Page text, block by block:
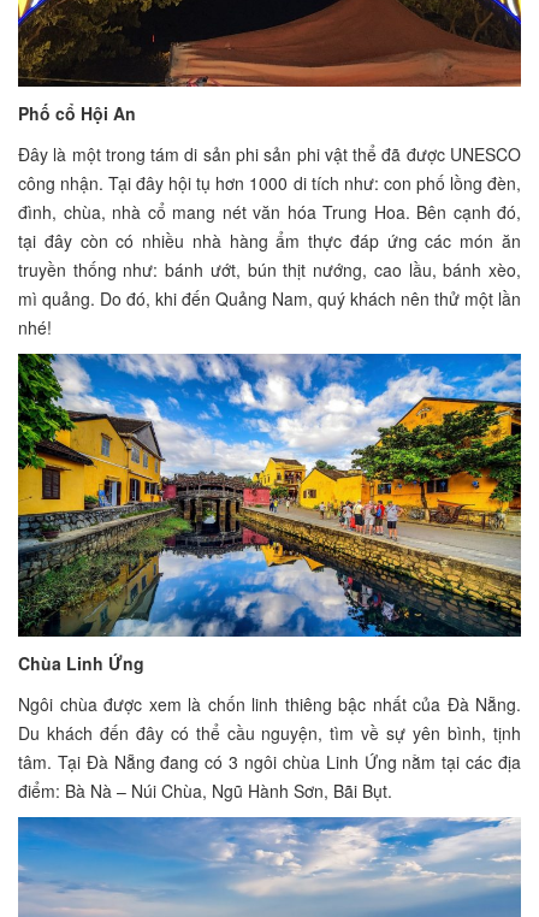
Phố cổ Hội An
Đây là một trong tám di sản phi sản phi vật thể đã được UNESCO
công nhận. Tại đây hội tụ hơn 1000 di tích như: con phố lồng đèn,
đình, chùa, nhà cổ mang nét văn hóa Trung Hoa. Bên cạnh đó,
tại đây còn có nhiều nhà hàng ẩm thực đáp ứng các món ăn
truyền thống như: bánh ướt, bún thịt nướng, cao lầu, bánh xèo,
mì quảng. Do đó, khi đến Quảng Nam, quý khách nên thử một lần
nhé!
Chùa Linh Ứng
Ngôi chùa được xem là chốn linh thiêng bậc nhất của Đà Nẵng.
Du khách đến đây có thể cầu nguyện, tìm về sự yên bình, tịnh
tâm. Tại Đà Nẵng đang có 3 ngôi chùa Linh Ứng nằm tại các địa
điểm: Bà Nà – Núi Chùa, Ngũ Hành Sơn, Bãi Bụt.